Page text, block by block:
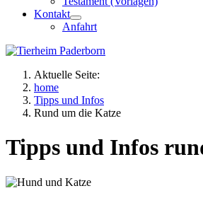
Kontakt
Anfahrt
Aktuelle Seite:
home
Tipps und Infos
Rund um die Katze
Tipps und Infos